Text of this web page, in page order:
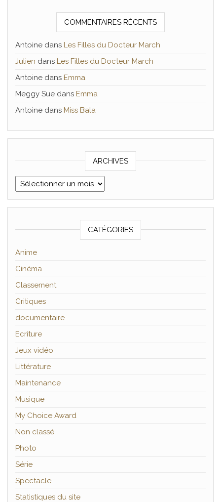
COMMENTAIRES RÉCENTS
Antoine dans Les Filles du Docteur March
Julien dans Les Filles du Docteur March
Antoine dans Emma
Meggy Sue dans Emma
Antoine dans Miss Bala
ARCHIVES
Archives
CATÉGORIES
Anime
Cinéma
Classement
Critiques
documentaire
Ecriture
Jeux vidéo
Littérature
Maintenance
Musique
My Choice Award
Non classé
Photo
Série
Spectacle
Statistiques du site